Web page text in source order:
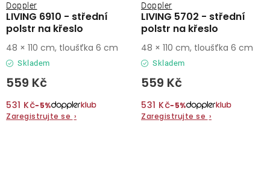
LIVING 6910 - střední
polstr na křeslo
Doppler
Skladem
559 Kč
531 Kč−5%
Zaregistrujte se ›
48 × 110 cm, tloušťka 6 cm
LIVING 5702 - střední
polstr na křeslo
Doppler
Skladem
559 Kč
531 Kč−5%
Zaregistrujte se ›
48 × 110 cm, tloušťka 6 cm